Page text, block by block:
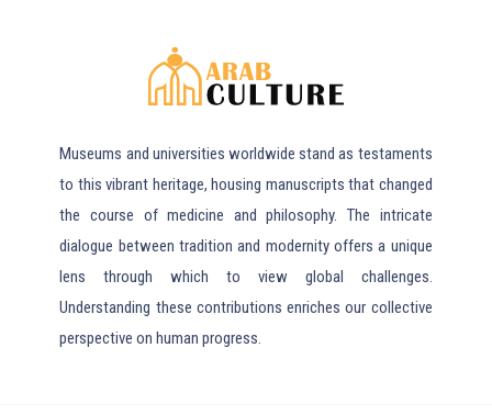
Museums and universities worldwide stand as testaments
to this vibrant heritage, housing manuscripts that changed
the course of medicine and philosophy. The intricate
dialogue between tradition and modernity offers a unique
lens through which to view global challenges.
Understanding these contributions enriches our collective
perspective on human progress.